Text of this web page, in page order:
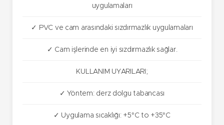
uygulamaları
✓ PVC ve cam arasındaki sızdırmazlık uygulamaları
✓ Cam işlerinde en iyi sızdırmazlık sağlar.
KULLANIM UYARILARI;
✓ Yöntem: derz dolgu tabancası
✓ Uygulama sıcaklığı: +5°C to +35°C